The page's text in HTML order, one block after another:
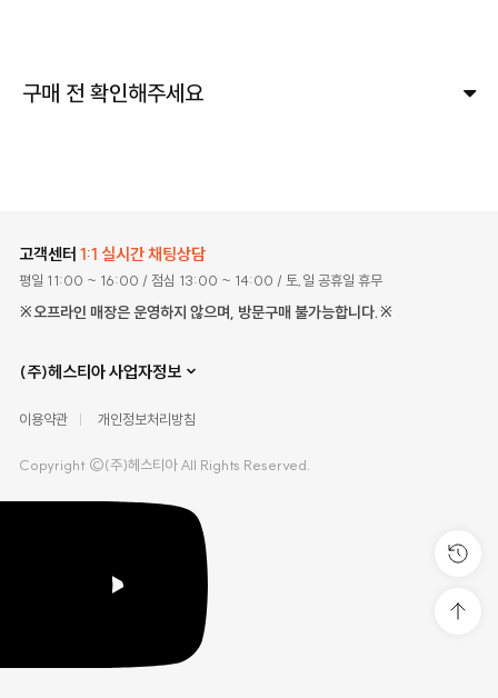
구매 전 확인해주세요
고객센터 1:1 실시간 채팅상담
평일 11:00 ~ 16:00 / 점심 13:00 ~ 14:00 / 토,일 공휴일 휴무
※오프라인 매장은 운영하지 않으며, 방문구매 불가능합니다.※
(주)헤스티아 사업자정보
이용약관 개인정보처리방침
Copyright ©(주)헤스티아 All Rights Reserved.